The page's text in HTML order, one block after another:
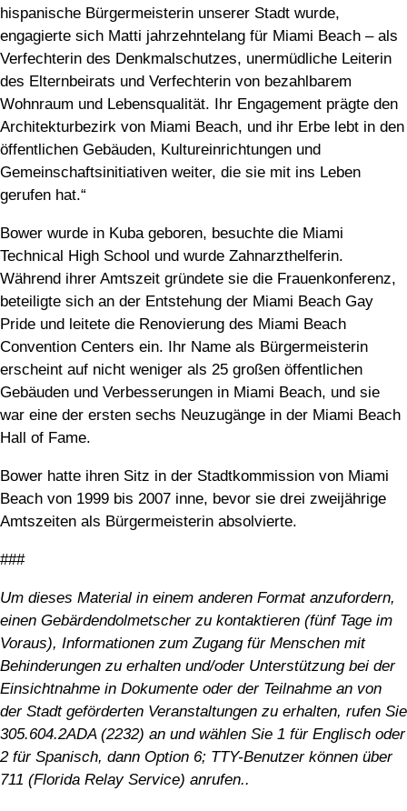
hispanische Bürgermeisterin unserer Stadt wurde,
engagierte sich Matti jahrzehntelang für Miami Beach – als
Verfechterin des Denkmalschutzes, unermüdliche Leiterin
des Elternbeirats und Verfechterin von bezahlbarem
Wohnraum und Lebensqualität. Ihr Engagement prägte den
Architekturbezirk von Miami Beach, und ihr Erbe lebt in den
öffentlichen Gebäuden, Kultureinrichtungen und
Gemeinschaftsinitiativen weiter, die sie mit ins Leben
gerufen hat.“
Bower wurde in Kuba geboren, besuchte die Miami
Technical High School und wurde Zahnarzthelferin.
Während ihrer Amtszeit gründete sie die Frauenkonferenz,
beteiligte sich an der Entstehung der Miami Beach Gay
Pride und leitete die Renovierung des Miami Beach
Convention Centers ein. Ihr Name als Bürgermeisterin
erscheint auf nicht weniger als 25 großen öffentlichen
Gebäuden und Verbesserungen in Miami Beach, und sie
war eine der ersten sechs Neuzugänge in der Miami Beach
Hall of Fame.
Bower hatte ihren Sitz in der Stadtkommission von Miami
Beach von 1999 bis 2007 inne, bevor sie drei zweijährige
Amtszeiten als Bürgermeisterin absolvierte.
###
Um dieses Material in einem anderen Format anzufordern,
einen Gebärdendolmetscher zu kontaktieren (fünf Tage im
Voraus), Informationen zum Zugang für Menschen mit
Behinderungen zu erhalten und/oder Unterstützung bei der
Einsichtnahme in Dokumente oder der Teilnahme an von
der Stadt geförderten Veranstaltungen zu erhalten, rufen Sie
305.604.2ADA (2232) an und wählen Sie 1 für Englisch oder
2 für Spanisch, dann Option 6; TTY-Benutzer können über
711 (Florida Relay Service) anrufen..